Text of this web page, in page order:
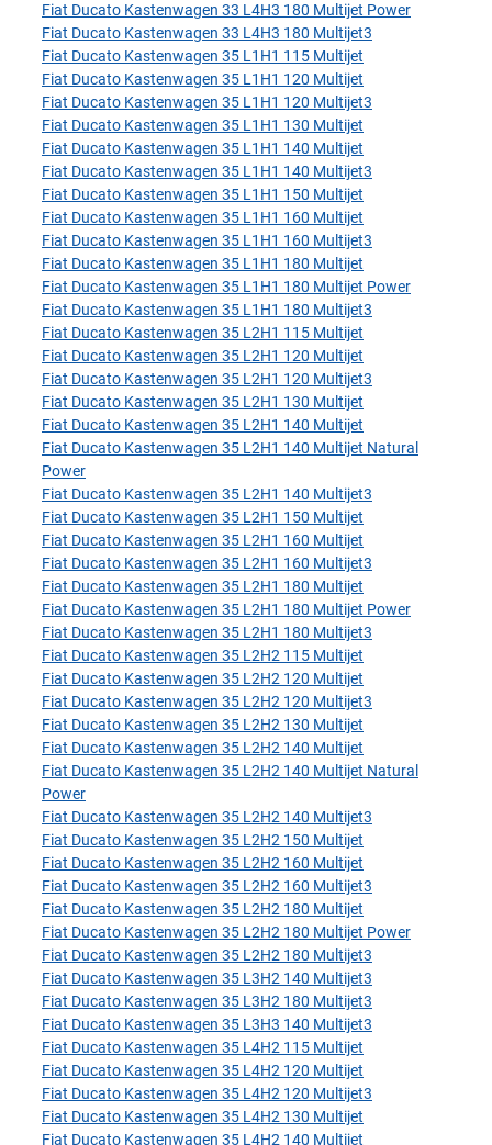
Fiat Ducato Kastenwagen 33 L4H3 180 Multijet Power
Fiat Ducato Kastenwagen 33 L4H3 180 Multijet3
Fiat Ducato Kastenwagen 35 L1H1 115 Multijet
Fiat Ducato Kastenwagen 35 L1H1 120 Multijet
Fiat Ducato Kastenwagen 35 L1H1 120 Multijet3
Fiat Ducato Kastenwagen 35 L1H1 130 Multijet
Fiat Ducato Kastenwagen 35 L1H1 140 Multijet
Fiat Ducato Kastenwagen 35 L1H1 140 Multijet3
Fiat Ducato Kastenwagen 35 L1H1 150 Multijet
Fiat Ducato Kastenwagen 35 L1H1 160 Multijet
Fiat Ducato Kastenwagen 35 L1H1 160 Multijet3
Fiat Ducato Kastenwagen 35 L1H1 180 Multijet
Fiat Ducato Kastenwagen 35 L1H1 180 Multijet Power
Fiat Ducato Kastenwagen 35 L1H1 180 Multijet3
Fiat Ducato Kastenwagen 35 L2H1 115 Multijet
Fiat Ducato Kastenwagen 35 L2H1 120 Multijet
Fiat Ducato Kastenwagen 35 L2H1 120 Multijet3
Fiat Ducato Kastenwagen 35 L2H1 130 Multijet
Fiat Ducato Kastenwagen 35 L2H1 140 Multijet
Fiat Ducato Kastenwagen 35 L2H1 140 Multijet Natural
Power
Fiat Ducato Kastenwagen 35 L2H1 140 Multijet3
Fiat Ducato Kastenwagen 35 L2H1 150 Multijet
Fiat Ducato Kastenwagen 35 L2H1 160 Multijet
Fiat Ducato Kastenwagen 35 L2H1 160 Multijet3
Fiat Ducato Kastenwagen 35 L2H1 180 Multijet
Fiat Ducato Kastenwagen 35 L2H1 180 Multijet Power
Fiat Ducato Kastenwagen 35 L2H1 180 Multijet3
Fiat Ducato Kastenwagen 35 L2H2 115 Multijet
Fiat Ducato Kastenwagen 35 L2H2 120 Multijet
Fiat Ducato Kastenwagen 35 L2H2 120 Multijet3
Fiat Ducato Kastenwagen 35 L2H2 130 Multijet
Fiat Ducato Kastenwagen 35 L2H2 140 Multijet
Fiat Ducato Kastenwagen 35 L2H2 140 Multijet Natural
Power
Fiat Ducato Kastenwagen 35 L2H2 140 Multijet3
Fiat Ducato Kastenwagen 35 L2H2 150 Multijet
Fiat Ducato Kastenwagen 35 L2H2 160 Multijet
Fiat Ducato Kastenwagen 35 L2H2 160 Multijet3
Fiat Ducato Kastenwagen 35 L2H2 180 Multijet
Fiat Ducato Kastenwagen 35 L2H2 180 Multijet Power
Fiat Ducato Kastenwagen 35 L2H2 180 Multijet3
Fiat Ducato Kastenwagen 35 L3H2 140 Multijet3
Fiat Ducato Kastenwagen 35 L3H2 180 Multijet3
Fiat Ducato Kastenwagen 35 L3H3 140 Multijet3
Fiat Ducato Kastenwagen 35 L4H2 115 Multijet
Fiat Ducato Kastenwagen 35 L4H2 120 Multijet
Fiat Ducato Kastenwagen 35 L4H2 120 Multijet3
Fiat Ducato Kastenwagen 35 L4H2 130 Multijet
Fiat Ducato Kastenwagen 35 L4H2 140 Multijet